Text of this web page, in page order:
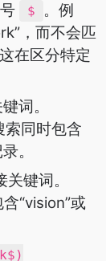
$
。例
，而不会匹
在区分特定
词。
索同时包含
。
关键词。
“vision”或